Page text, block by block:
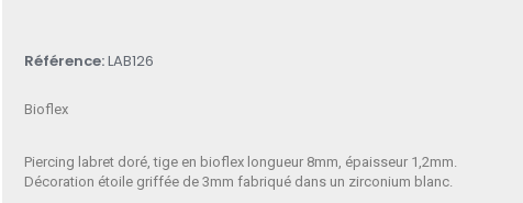
Référence LAB126
Bioflex
Piercing labret doré, tige en bioflex longueur 8mm, épaisseur 1,2mm.
Décoration étoile griffée de 3mm fabriqué dans un zirconium blanc.